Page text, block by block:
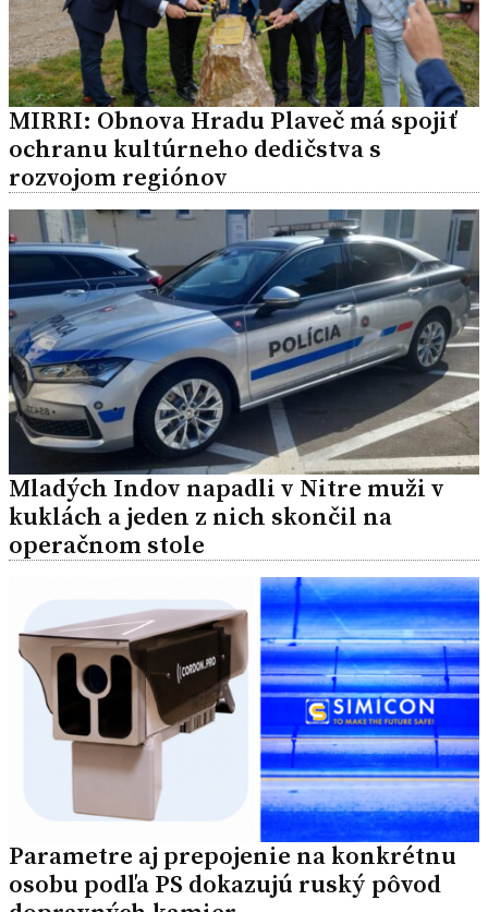
MIRRI: Obnova Hradu Plaveč má spojiť
ochranu kultúrneho dedičstva s
rozvojom regiónov
Mladých Indov napadli v Nitre muži v
kuklách a jeden z nich skončil na
operačnom stole
Parametre aj prepojenie na konkrétnu
osobu podľa PS dokazujú ruský pôvod